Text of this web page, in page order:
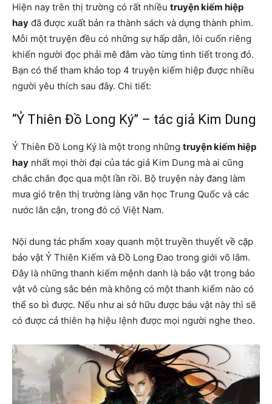
Hiện nay trên thị trường có rất nhiều truyện kiếm hiệp
hay đã được xuất bản ra thành sách và dựng thành phim.
Mỗi một truyện đều có những sự hấp dẫn, lôi cuốn riêng
khiến người đọc phải mê đắm vào từng tình tiết trong đó.
Bạn có thể tham khảo top 4 truyện kiếm hiệp được nhiều
người yêu thích sau đây. Chi tiết:
“Ỷ Thiên Đồ Long Ký” – tác giả Kim Dung
Ỷ Thiên Đồ Long Ký là một trong những truyện kiếm hiệp
hay nhất mọi thời đại của tác giả Kim Dung mà ai cũng
chắc chắn đọc qua một lần rồi. Bộ truyện này đang làm
mưa gió trên thị trường làng văn học Trung Quốc và các
nước lân cận, trong đó có Việt Nam.
Nội dung tác phẩm xoay quanh một truyền thuyết về cặp
bảo vật Ỷ Thiên Kiếm và Đồ Long Đao trong giới võ lâm.
Đây là những thanh kiếm mệnh danh là bảo vật trong bảo
vật vô cùng sắc bén mà không có một thanh kiếm nào có
thể so bì được. Nếu như ai sở hữu được báu vật này thì sẽ
có được cả thiên hạ hiệu lệnh được mọi người nghe theo.